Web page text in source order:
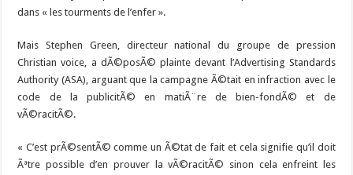
dans « les tourments de l’enfer ».
Mais Stephen Green, directeur national du groupe de pression
Christian voice, a dÃ©posÃ© plainte devant l’Advertising Standards
Authority (ASA), arguant que la campagne Ã©tait en infraction avec le
code de la publicitÃ© en matiÃ¨re de bien-fondÃ© et de
vÃ©racitÃ©.
« C’est prÃ©sentÃ© comme un Ã©tat de fait et cela signifie qu’il doit
Ãªtre possible d’en prouver la vÃ©racitÃ© sinon cela enfreint les